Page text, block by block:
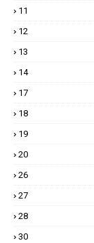
11
12
13
14
17
18
19
20
26
27
28
30